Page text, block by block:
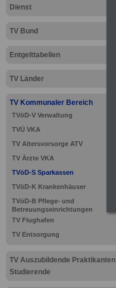
Dienst
TV Bund
Entgelttabellen
TV Länder
TV Kommunaler Bereich
TVöD-V Verwaltung
TVÜ VKA
TV Altersvorsorge ATV
TV Ärzte VKA
TVöD-S Sparkassen
TVöD-K Krankenhäuser
TVöD-B Pflege- und
Betreuungseinrichtungen
TV Flughafen
TV Entsorgung
TV Auszubildende Praktikanten
Studierende